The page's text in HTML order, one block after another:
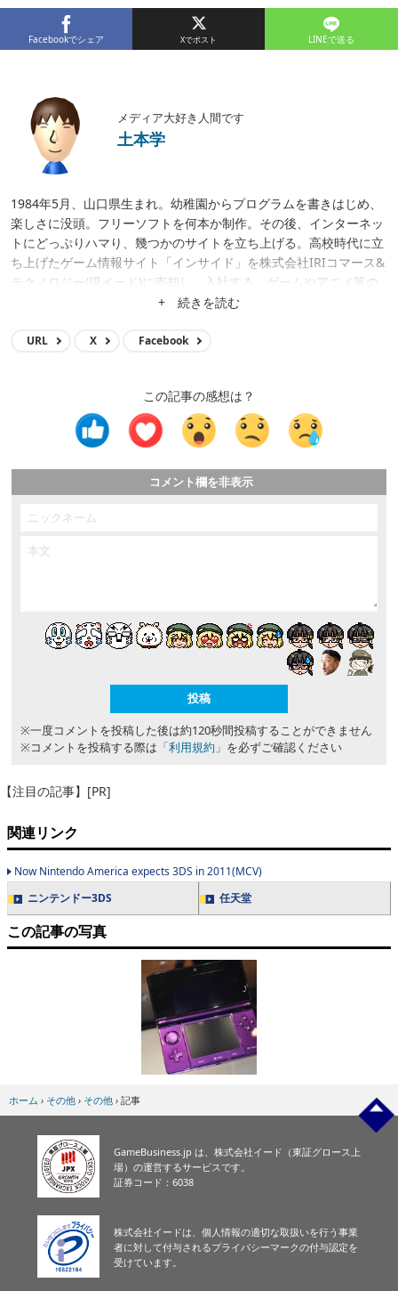
Facebookでシェア LINEで送る
メディア大好き人間です
土本学
1984年5月、山口県生まれ。幼稚園からプログラムを書きはじめ、
楽しさに没頭。フリーソフトを何本か制作。その後、インターネッ
トにどっぷりハマり、幾つかのサイトを立ち上げる。高校時代に立
ち上げたゲーム情報サイト「インサイド」を株式会社IRIコマース&
テクノロジー(現イード)に売却し、入社する。ゲームやアニメ等の
メディア運営、クロスワードアプリ開発、サイト立ち上げ、サイト
+ 続きを読む
URL X Facebook
この記事の感想は？
コメント欄を非表示
※一度コメントを投稿した後は約120秒間投稿することができません
※コメントを投稿する際は 「利用規約」 を必ずご確認ください
【注目の記事】[PR]
関連リンク
Now Nintendo America expects 3DS in 2011(MCV)
ニンテンドー3DS
任天堂
この記事の写真
ホーム › その他 › その他 › 記事
GameBusiness.jp は、株式会社イード（東証グロース上
場）の運営するサービスです。
証券コード：6038
株式会社イードは、個人情報の適切な取扱いを行う事業
者に対して付与されるプライバシーマークの付与認定を
受けています。